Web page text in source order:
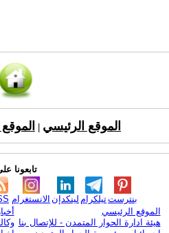
الموقع الرئيسي
تابعونا
الانستغرام لينكدإن تيلكرامبنترست
الموقع الرئيسي
هيئة ادارة الحوار المتمدن - للإتصال بنا